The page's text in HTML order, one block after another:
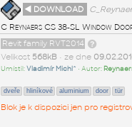
◄ DOWNLOAD
C Reynaers CS 38-SL Window
Revit family RVT2014
Velikost 568kB• ze dne
Umístil:Vladimír Michl^ • Autor:
dveře hliníkové aluminium door tür
Blok je k dispozici jen pro